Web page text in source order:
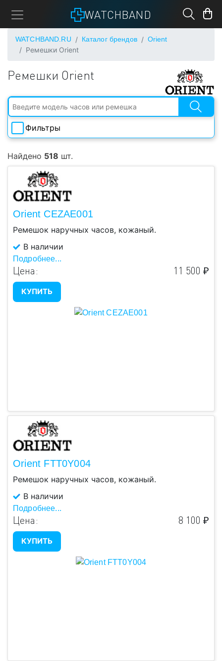
WATCHBAND
WATCHBAND.RU Каталог брендов Orient
Ремешки Orient
Ремешки Orient
Фильтры
Длина
Материал
Цвет
наличии
Подобрать
Найдено 518 шт.
Orient CEZAE001
Ремешок наручных часов, кожаный.
В наличии
Подробнее...
Цена: 11 500 ₽
КУПИТЬ
Orient FTT0Y004
Ремешок наручных часов, кожаный.
В наличии
Подробнее...
Цена: 8 100 ₽
КУПИТЬ